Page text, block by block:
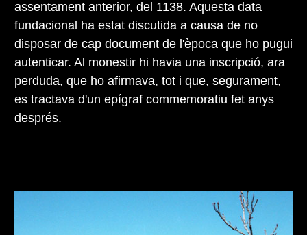
assentament anterior, del 1138. Aquesta data
fundacional ha estat discutida a causa de no
disposar de cap document de l'època que ho pugui
autenticar. Al monestir hi havia una inscripció, ara
perduda, que ho afirmava, tot i que, segurament,
es tractava d'un epígraf commemoratiu fet anys
després.